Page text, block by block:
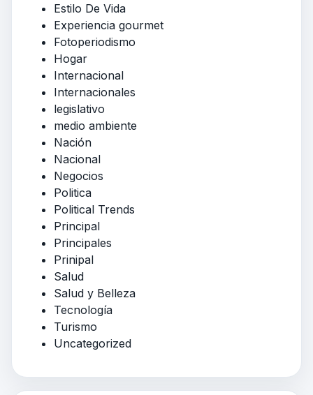
Estilo De Vida
Experiencia gourmet
Fotoperiodismo
Hogar
Internacional
Internacionales
legislativo
medio ambiente
Nación
Nacional
Negocios
Politica
Political Trends
Principal
Principales
Prinipal
Salud
Salud y Belleza
Tecnología
Turismo
Uncategorized